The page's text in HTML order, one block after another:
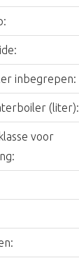
inbegrepen:
(liter):
voor